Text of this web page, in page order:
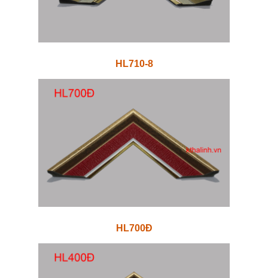
HL710-8
HL700Đ